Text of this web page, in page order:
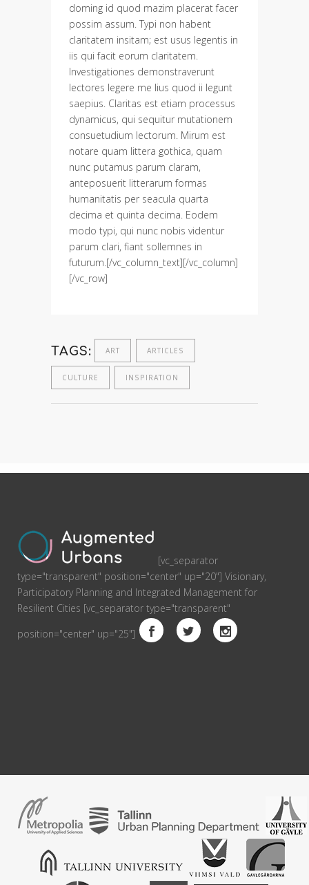
doming id quod mazim placerat facer
possim assum. Typi non habent
claritatem insitam; est usus legentis in
iis qui facit eorum claritatem.
Investigationes demonstraverunt
lectores legere me lius quod ii legunt
saepius. Claritas est etiam processus
dynamicus, qui sequitur mutationem
consuetudium lectorum. Mirum est
notare quam littera gothica, quam
nunc putamus parum claram,
anteposuerit litterarum formas
humanitatis per seacula quarta
decima et quinta decima. Eodem
modo typi, qui nunc nobis videntur
parum clari, fiant sollemnes in
futurum.[/vc_column_text][/vc_column]
[/vc_row]
TAGS: ART ARTICLES
CULTURE INSPIRATION
[vc_separator
type="transparent" position="center" up="20"] Visionary,
Participatory Planning and Integrated Management for
Resilient Cities [vc_separator type="transparent"
position="center" up="25"]